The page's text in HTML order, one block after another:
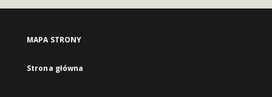
MAPA STRONY
Strona główna